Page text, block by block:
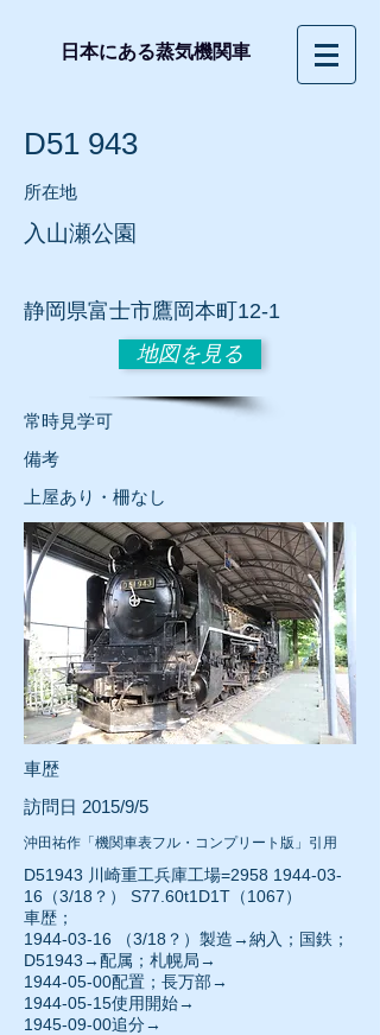
日本にある蒸気機関車
D51 943
所在地
入山瀬公園
静岡 県富士市鷹岡本町12-1
地図を見る
常時見学可
​備考
上屋あり・柵なし
車歴
訪問日 2015/9/5
沖田祐作「機関車表フル・コンプリート版」引用
D51943 川崎重工兵庫工場=2958 1944-03-
16 （3/18？） S77.60t1D1T（1067）
車歴；
1944-03-16 （3/18？）製造→納入；国鉄；
D51943→配属；札幌局→
1944-05-00配置；長万部→
1944-05-15使用開始→
1945-09-00追分→